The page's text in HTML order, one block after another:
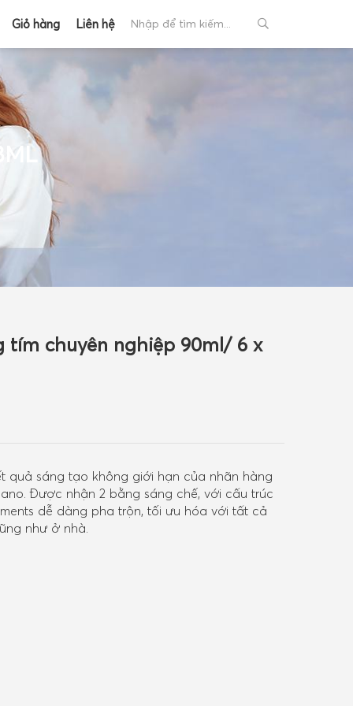
Giỏ hàng Liên hệ
tím chuyên nghiệp 90ml/ 6 x
quả sáng tạo không giới hạn của nhãn hàng
Được nhận 2 bằng sáng chế, với cấu trúc
dễ dàng pha trộn, tối ưu hóa với tất cả
như ở nhà.